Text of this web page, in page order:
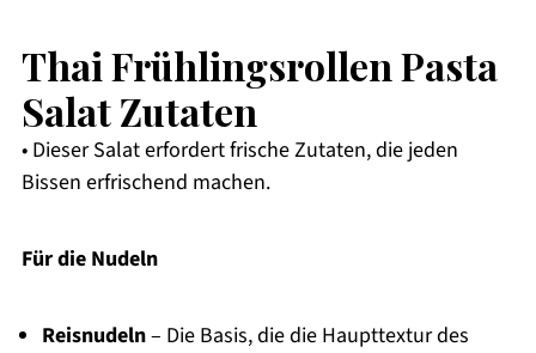
Thai Frühlingsrollen Pasta
Salat Zutaten
• Dieser Salat erfordert frische Zutaten, die jeden
Bissen erfrischend machen.
Für die Nudeln
Reisnudeln– Die Basis, die die Haupttextur des